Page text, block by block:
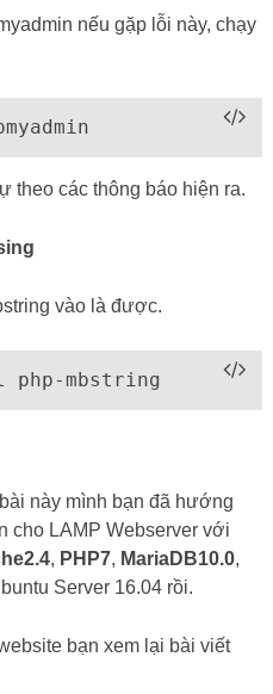
nếu gặp lỗi này, chạy
theo các thông báo hiện ra.
vào là được.
mbstring
này mình bạn đã hướng
cho LAMP Webserver với
, PHP7, MariaDB10.0,
Server 16.04 rồi.
bạn xem lại bài viết